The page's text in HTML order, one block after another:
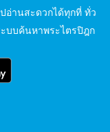
อ่านสะดวกได้ทุกที่ ทั่ว
บบค้นหาพระไตรปิฎก